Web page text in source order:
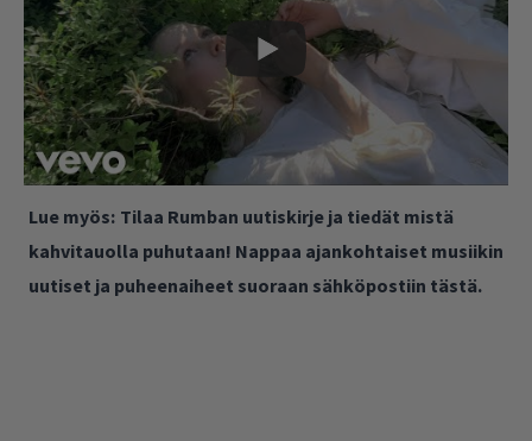
Lue myös: Tilaa Rumban uutiskirje ja tiedät mistä
kahvitauolla puhutaan! Nappaa ajankohtaiset musiikin
uutiset ja puheenaiheet suoraan sähköpostiin tästä.